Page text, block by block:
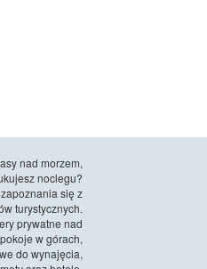
nad morzem,
noclegu?
się z
turystycznych.
prywatne nad
w górach,
do wynajęcia,